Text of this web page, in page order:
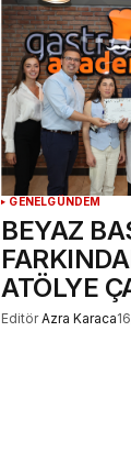
GENELGÜNDEM
BEYAZ
ATÖLYE
Editör Azra Karaca